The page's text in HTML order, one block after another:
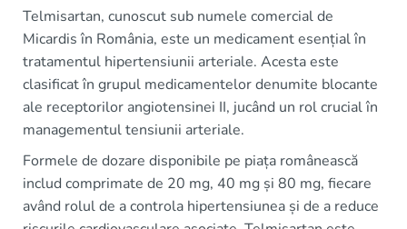
Telmisartan, cunoscut sub numele comercial de
Micardis în România, este un medicament esențial în
tratamentul hipertensiunii arteriale. Acesta este
clasificat în grupul medicamentelor denumite blocante
ale receptorilor angiotensinei II, jucând un rol crucial în
managementul tensiunii arteriale.
Formele de dozare disponibile pe piața românească
includ comprimate de 20 mg, 40 mg și 80 mg, fiecare
având rolul de a controla hipertensiunea și de a reduce